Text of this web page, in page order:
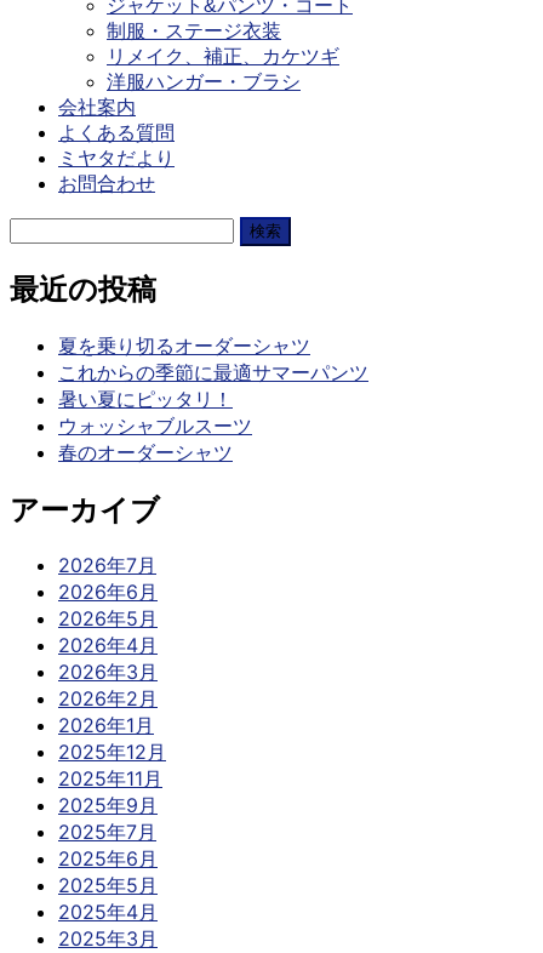
ジャケット&パンツ・コート
制服・ステージ衣装
リメイク、補正、カケツギ
洋服ハンガー・ブラシ
会社案内
よくある質問
ミヤタだより
お問合わせ
検
最近の投稿
夏を乗り切るオーダーシャツ
これからの季節に最適サマーパンツ
暑い夏にピッタリ！
ウォッシャブルスーツ
春のオーダーシャツ
アーカイブ
2026年7月
2026年6月
2026年5月
2026年4月
2026年3月
2026年2月
2026年1月
2025年12月
2025年11月
2025年9月
2025年7月
2025年6月
2025年5月
2025年4月
2025年3月